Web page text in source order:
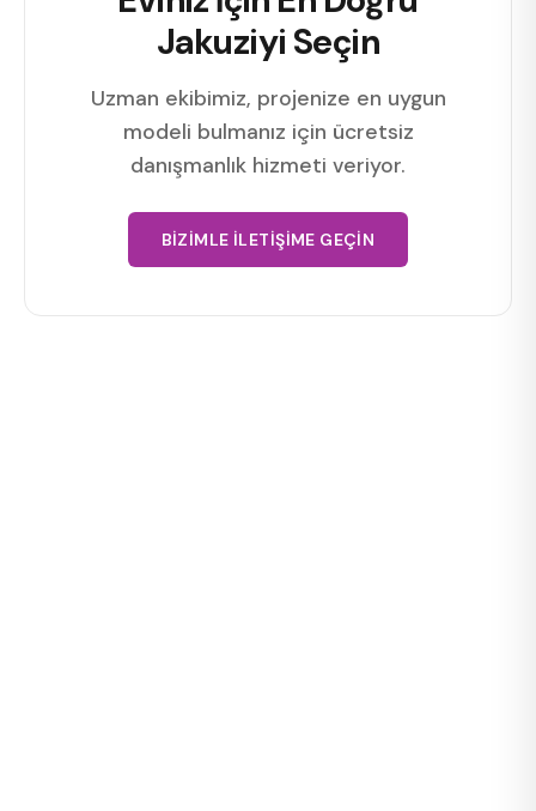
Jakuziyi Seçin
Uzman ekibimiz, projenize en uygun
modeli bulmanız için ücretsiz
danışmanlık hizmeti veriyor.
BIZIMLE İLETIŞIME GEÇIN